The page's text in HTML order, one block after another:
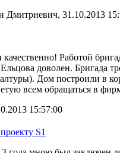
Дмитриевич, 31.10.2013
Работой
доволен. Бригада
Дом построили в
всем обращаться в
15:57:00
S1